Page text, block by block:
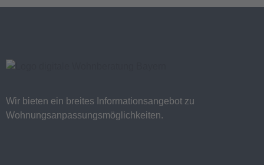
Wir bieten ein breites Informationsangebot zu
Wohnungsanpassungsmöglichkeiten.